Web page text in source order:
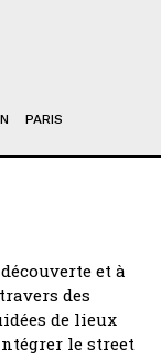
PARIS
et à
des
de lieux
le street